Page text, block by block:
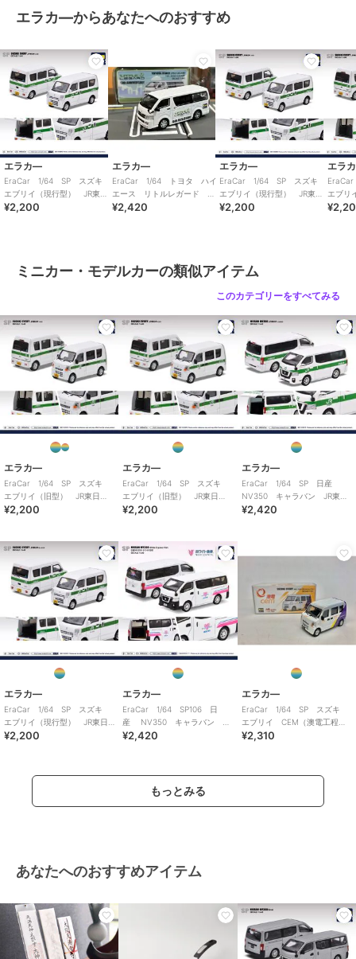
エラカ―からあなたへのおすすめ
エラカ―
EraCar 1/64 SP スズキ
エブリイ（現行型） JR東日
本 土浦駅 業務用自動車
¥2,200
エラカ―
EraCar 1/64 トヨタ ハイ
エース リトルレガード
15th ANNIVERSARY
¥2,420
エラカ―
EraCar 1/64 SP スズキ
エブリイ（現行型） JR東日
本 石岡駅 業務用自動車
¥2,200
エラ
エブリ
本 下
ミニカー・モデルカーの類似アイテム
このカテゴリーをすべてみる
エラカ―
EraCar 1/64 SP スズキ
エブリイ（旧型） JR東日
本 下館駅 業務用自動車
¥2,200
エラカ―
EraCar 1/64 SP スズキ
エブリイ（旧型） JR東日
本 友部駅 業務用自動車
¥2,200
エラカ―
EraCar 1/64 SP 日産
NV350 キャラバン JR東日
本 土浦運輸区 業務用自動
¥2,420
エラカ―
EraCar 1/64 SP スズキ
エブリイ（現行型） JR東日
本 龍ケ崎市駅 業務用自動
¥2,200
エラカ―
EraCar 1/64 SP106 日
産 NV350 キャラバン ホ
ワイト急便 ホワイト
¥2,420
エラカ―
EraCar 1/64 SP スズキ
エブリイ CEM（澳電工程
車） 限定品
¥2,310
もっとみる
あなたへのおすすめアイテム